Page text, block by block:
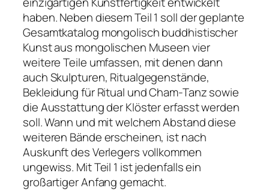
haben. Neben diesem Teil 1 soll der geplante
Gesamtkatalog mongolisch buddhistischer
Kunst aus mongolischen Museen vier
weitere Teile umfassen, mit denen dann
auch Skulpturen, Ritualgegenstände,
Bekleidung für Ritual und Cham-Tanz sowie
die Ausstattung der Klöster erfasst werden
soll. Wann und mit welchem Abstand diese
weiteren Bände erscheinen, ist nach
Auskunft des Verlegers vollkommen
ungewiss. Mit Teil 1 ist jedenfalls ein
großartiger Anfang gemacht.